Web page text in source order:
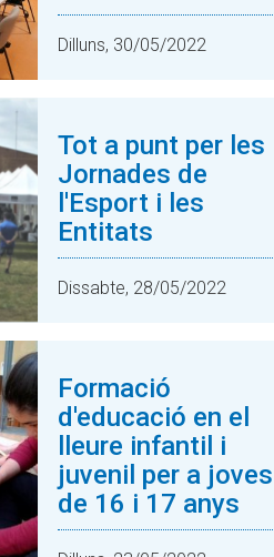
Dilluns, 30/05/2022
Tot a punt per les
Jornades de
l'Esport i les
Entitats
Dissabte, 28/05/2022
Formació
d'educació en el
lleure infantil i
juvenil per a joves
de 16 i 17 anys